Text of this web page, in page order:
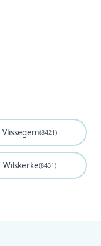
Vlissegem(8421)
Wilskerke(8431)